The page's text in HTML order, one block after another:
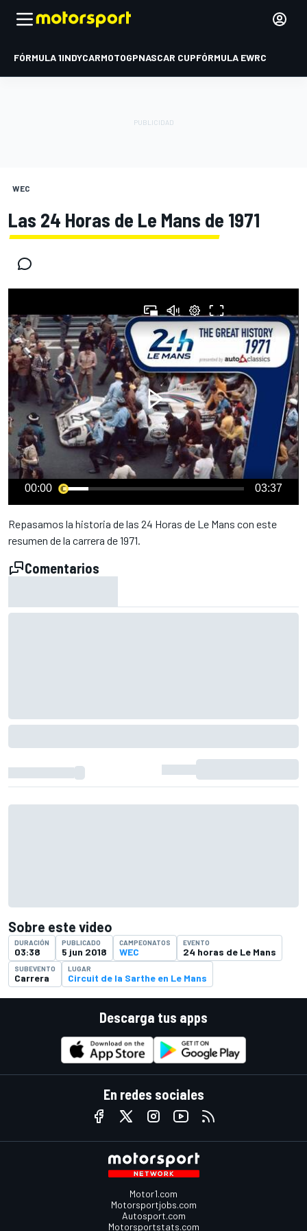
FÓRMULA 1INDYCARMOTOGPNASCAR CUPFÓRMULA EWRC
WEC
Las 24 Horas de Le Mans de 1971
00:00 03:37
Repasamos la historia de las 24 Horas de Le Mans con este
resumen de la carrera de 1971.
Comentarios
Sobre este video
DURACIÓN
03:38
PUBLICADO
5 jun 2018
CAMPEONATOS
WEC
EVENTO
24 horas de Le Mans
SUBEVENTO
Carrera
LUGAR
Circuit de la Sarthe en Le Mans
Descarga tus apps
En redes sociales
Motor1.com
Motorsportjobs.com
Autosport.com
Motorsportstats.com